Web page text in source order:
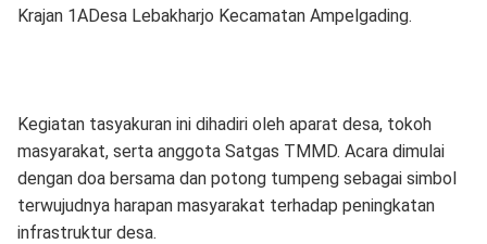
Krajan 1ADesa Lebakharjo Kecamatan Ampelgading.
Kegiatan tasyakuran ini dihadiri oleh aparat desa, tokoh
masyarakat, serta anggota Satgas TMMD. Acara dimulai
dengan doa bersama dan potong tumpeng sebagai simbol
terwujudnya harapan masyarakat terhadap peningkatan
infrastruktur desa.